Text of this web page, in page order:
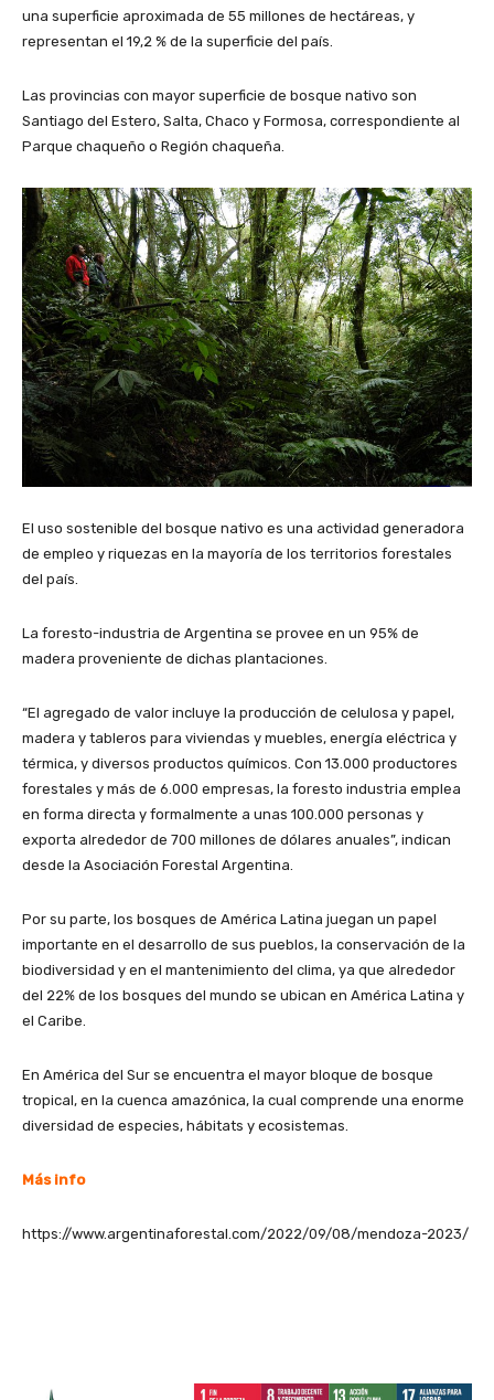
una superficie aproximada de 55 millones de hectáreas, y
representan el 19,2 % de la superficie del país.
Las provincias con mayor superficie de bosque nativo son
Santiago del Estero, Salta, Chaco y Formosa, correspondiente al
Parque chaqueño o Región chaqueña.
El uso sostenible del bosque nativo es una actividad generadora
de empleo y riquezas en la mayoría de los territorios forestales
del país.
La foresto-industria de Argentina se provee en un 95% de
madera proveniente de dichas plantaciones.
“El agregado de valor incluye la producción de celulosa y papel,
madera y tableros para viviendas y muebles, energía eléctrica y
térmica, y diversos productos químicos. Con 13.000 productores
forestales y más de 6.000 empresas, la foresto industria emplea
en forma directa y formalmente a unas 100.000 personas y
exporta alrededor de 700 millones de dólares anuales”, indican
desde la Asociación Forestal Argentina.
Por su parte, los bosques de América Latina juegan un papel
importante en el desarrollo de sus pueblos, la conservación de la
biodiversidad y en el mantenimiento del clima, ya que alrededor
del 22% de los bosques del mundo se ubican en América Latina y
el Caribe.
En América del Sur se encuentra el mayor bloque de bosque
tropical, en la cuenca amazónica, la cual comprende una enorme
diversidad de especies, hábitats y ecosistemas.
Más info
https://www.argentinaforestal.com/2022/09/08/mendoza-2023/